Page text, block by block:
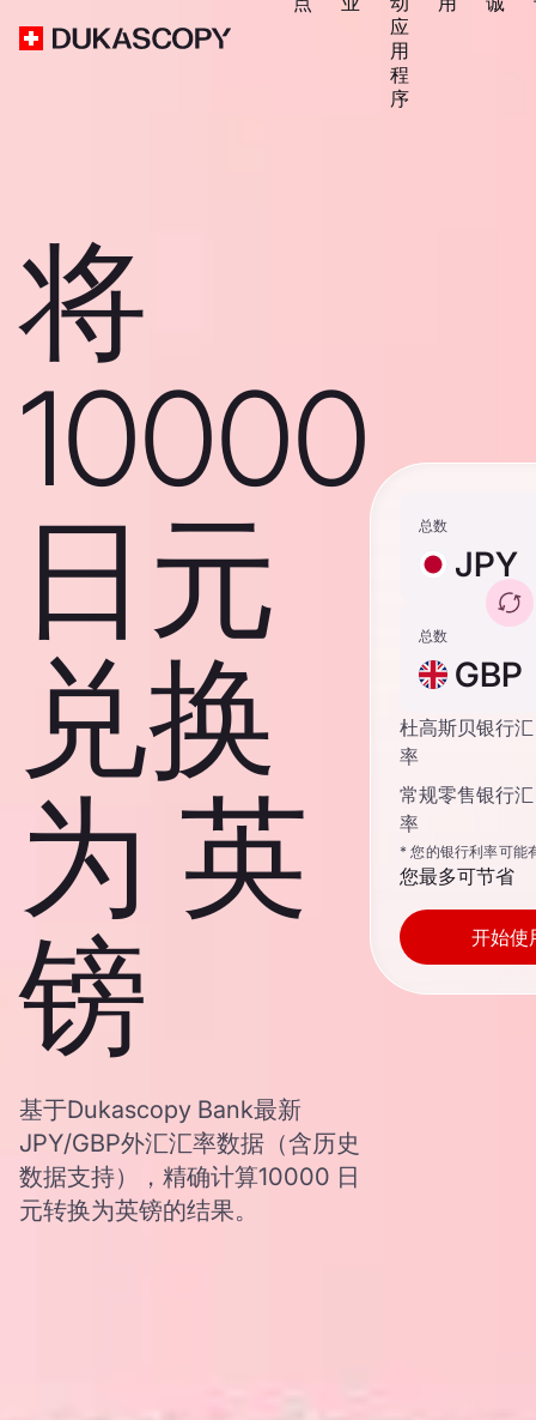
应
用
程
序
将
10000
日元
兑换
为 英
镑
基于Dukascopy Bank最新
JPY/GBP外汇汇率数据（含历史
数据支持），精确计算10000 日
元转换为英镑的结果。
总数
JPY
总数
GBP
杜高斯贝银行汇
率
常规零售银行汇
率
* 您的银行利率可能
您最多可节省
开始使